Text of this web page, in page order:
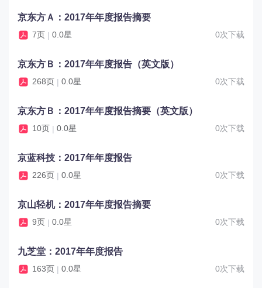
京东方Ａ：2017年年度报告摘要
7页 | 0.0星 0次下载
京东方Ｂ：2017年年度报告（英文版）
268页 | 0.0星 0次下载
京东方Ｂ：2017年年度报告摘要（英文版）
10页 | 0.0星 0次下载
京蓝科技：2017年年度报告
226页 | 0.0星 0次下载
京山轻机：2017年年度报告摘要
9页 | 0.0星 0次下载
九芝堂：2017年年度报告
163页 | 0.0星 0次下载